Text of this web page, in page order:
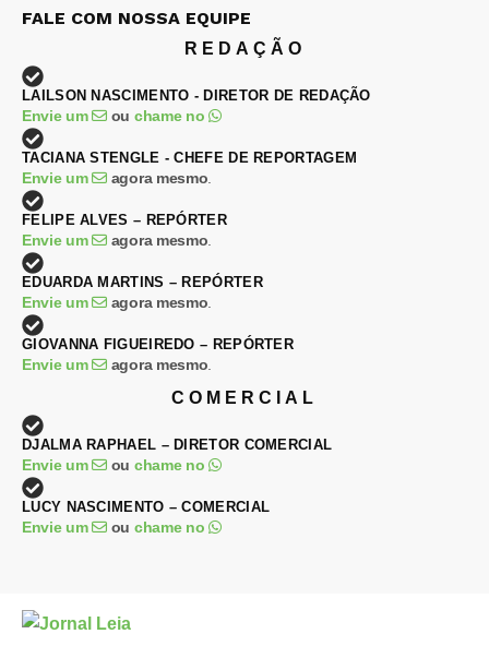
FALE COM NOSSA EQUIPE
REDAÇÃO
LAILSON NASCIMENTO - DIRETOR DE REDAÇÃO
Envie um ou chame no
TACIANA STENGLE - CHEFE DE REPORTAGEM
Envie um agora mesmo.
FELIPE ALVES – REPÓRTER
Envie um agora mesmo.
EDUARDA MARTINS – REPÓRTER
Envie um agora mesmo.
GIOVANNA FIGUEIREDO – REPÓRTER
Envie um agora mesmo.
COMERCIAL
DJALMA RAPHAEL – DIRETOR COMERCIAL
Envie um ou chame no
LUCY NASCIMENTO – COMERCIAL
Envie um ou chame no